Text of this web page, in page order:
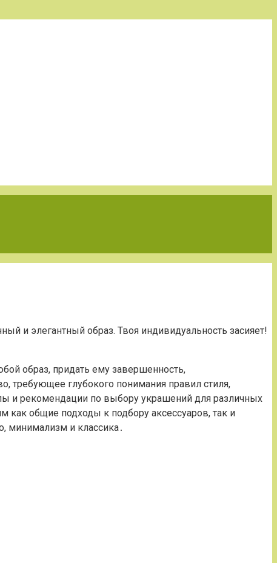
и элегантный образ. Твоя индивидуальность засияет!
образ, придать ему завершенность,
требующее глубокого понимания правил стиля,
и рекомендации по выбору украшений для различных
как общие подходы к подбору аксессуаров, так и
минимализм и классика․